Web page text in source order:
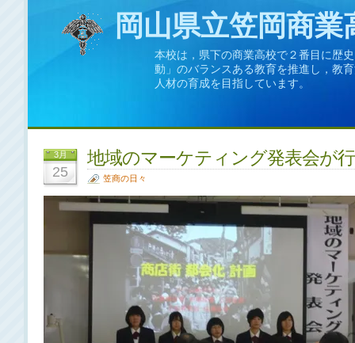
岡山県立笠岡商業
本校は，県下の商業高校で２番目に歴
動」のバランスある教育を推進し，教
人材の育成を目指しています。
3月
25
地域のマーケティング発表会が
笠商の日々